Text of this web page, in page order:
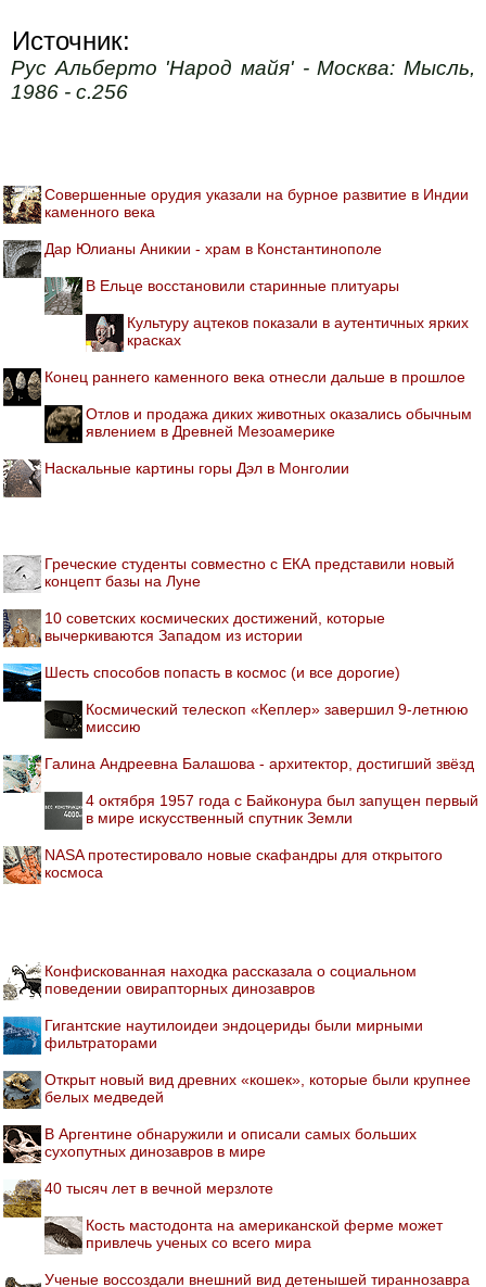
Источник:
Рус Альберто 'Народ майя' - Москва: Мысль,
1986 - с.256
Совершенные орудия указали на бурное развитие в Индии
каменного века
Дар Юлианы Аникии - храм в Константинополе
В Ельце восстановили старинные плитуары
Культуру ацтеков показали в аутентичных ярких
красках
Конец раннего каменного века отнесли дальше в прошлое
Отлов и продажа диких животных оказались обычным
явлением в Древней Мезоамерике
Наскальные картины горы Дэл в Монголии
Греческие студенты совместно с ЕКА представили новый
концепт базы на Луне
10 советских космических достижений, которые
вычеркиваются Западом из истории
Шесть способов попасть в космос (и все дорогие)
Космический телескоп «Кеплер» завершил 9-летнюю
миссию
Галина Андреевна Балашова - архитектор, достигший звёзд
4 октября 1957 года с Байконура был запущен первый
в мире искусственный спутник Земли
NASA протестировало новые скафандры для открытого
космоса
Конфискованная находка рассказала о социальном
поведении овирапторных динозавров
Гигантские наутилоидеи эндоцериды были мирными
фильтраторами
Открыт новый вид древних «кошек», которые были крупнее
белых медведей
В Аргентине обнаружили и описали самых больших
сухопутных динозавров в мире
40 тысяч лет в вечной мерзлоте
Кость мастодонта на американской ферме может
привлечь ученых со всего мира
Ученые воссоздали внешний вид детенышей тираннозавра